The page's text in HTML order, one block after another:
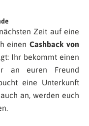
Zeit auf eine
einenCashback von
Ihr bekommt einen
an euren Freund
eine Unterkunft
an, werden euch